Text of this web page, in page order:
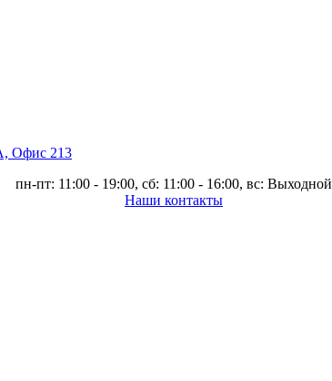
Офис 213
пн-пт: 11:00 - 19:00, сб: 11:00 - 16:00, вс: Выходной
Наши контакты